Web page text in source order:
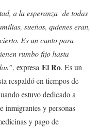
a la esperanza de todas
sueños, quienes eran,
Es un canto para
rumbo fijo hasta
, expresa El Ro. Es un
respaldó en tiempos de
estuvo dedicado a
inmigrantes y personas
y pago de